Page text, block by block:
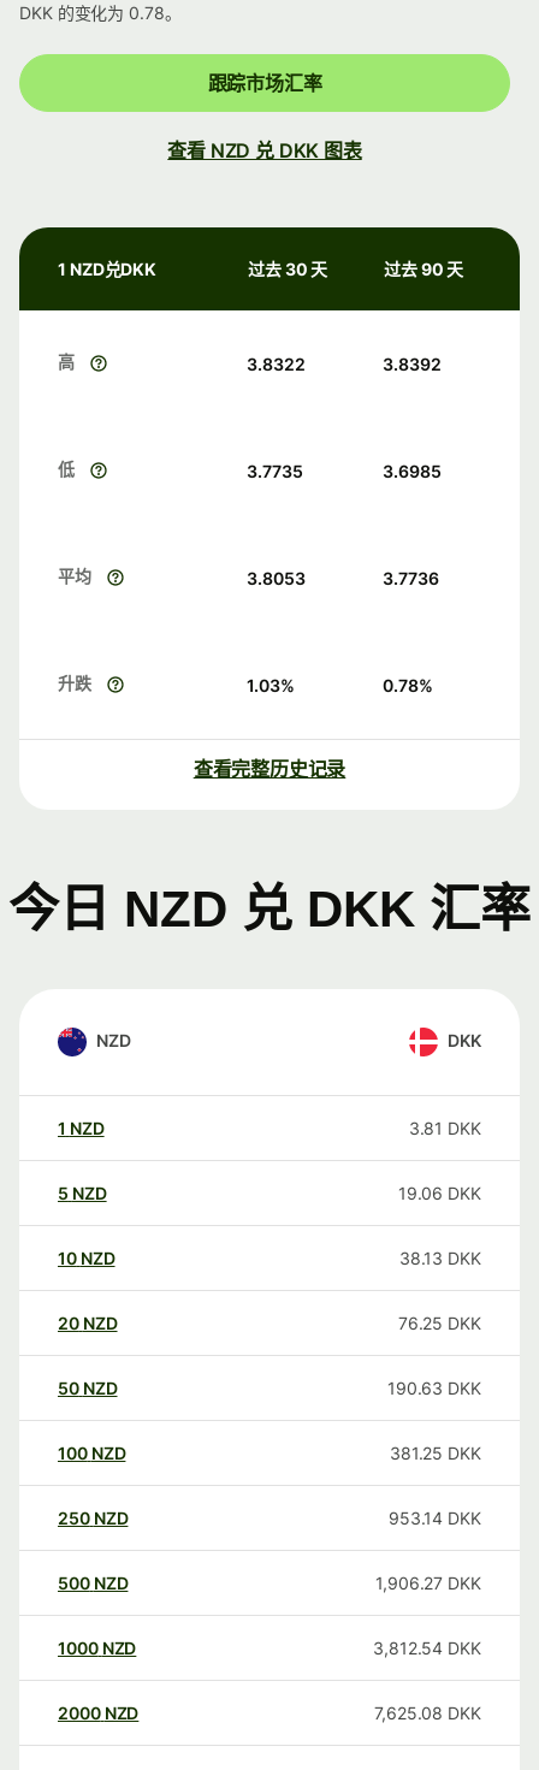
DKK 的变化为 0.78。
跟踪市场汇率
查看 NZD 兑 DKK 图表
1 NZD兑DKK 过去 30 天 过去 90 天
高 3.8322 3.8392
低 3.7735 3.6985
平均 3.8053 3.7736
升跌 1.03% 0.78%
查看完整历史记录
今日 NZD 兑 DKK 汇率
NZD DKK
1 NZD 3.81 DKK
5 NZD 19.06 DKK
10 NZD 38.13 DKK
20 NZD 76.25 DKK
50 NZD 190.63 DKK
100 NZD 381.25 DKK
250 NZD 953.14 DKK
500 NZD 1,906.27 DKK
1000 NZD 3,812.54 DKK
2000 NZD 7,625.08 DKK